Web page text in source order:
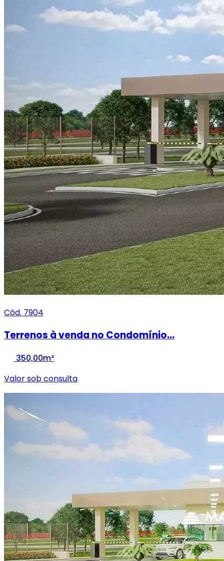
Cód. 7904
Terrenos à venda no Condomínio...
350,00m²
Valor sob consulta